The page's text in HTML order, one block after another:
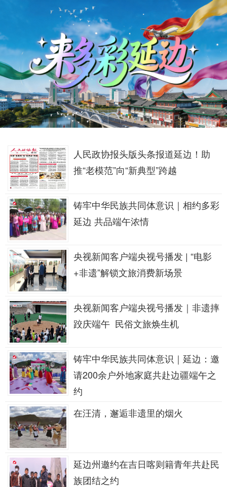
人民政协报头版头条报道延边！助
推“老模范”向“新典型”跨越
铸牢中华民族共同体意识｜相约多彩
延边 共品端午浓情
央视新闻客户端央视号播发 | “电影
+非遗”解锁文旅消费新场景
央视新闻客户端央视号播发｜非遗摔
跤庆端午 民俗文旅焕生机
铸牢中华民族共同体意识｜延边：邀
请200余户外地家庭共赴边疆端午之
约
在汪清，邂逅非遗里的烟火
延边州邀约在吉日喀则籍青年共赴民
族团结之约